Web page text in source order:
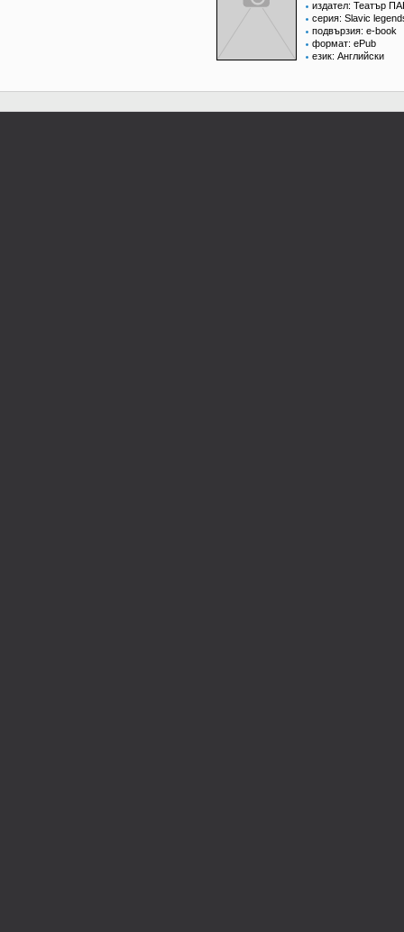
издател: Театър
серия: Slavic
подвързия: e-book
формат: ePub
език: Английски